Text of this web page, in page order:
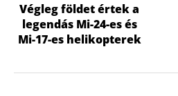
Végleg földet értek a
legendás Mi-24-es és
Mi-17-es helikopterek